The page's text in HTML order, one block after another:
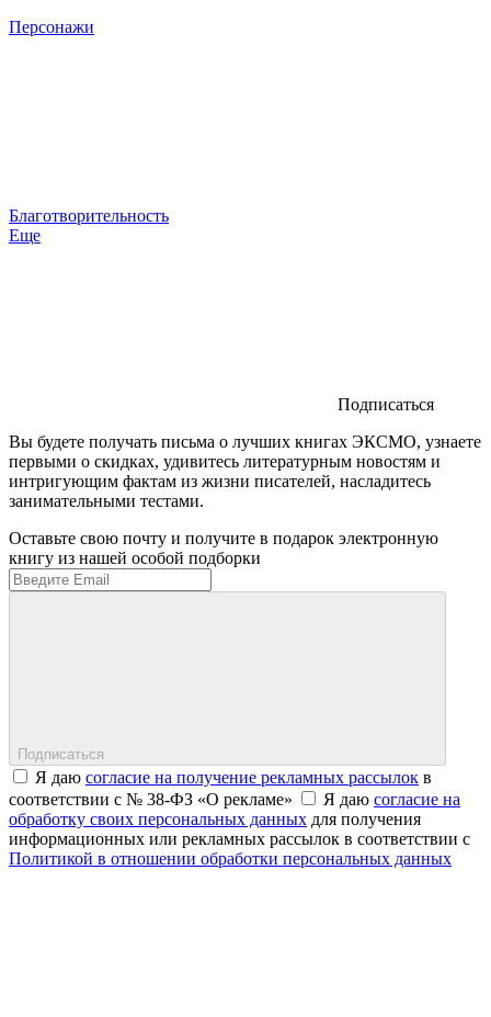
Персонажи
Благотворительность
Еще
Подписаться
Вы будете получать письма о лучших книгах ЭКСМО, узнаете
первыми о скидках, удивитесь литературным новостям и
интригующим фактам из жизни писателей, насладитесь
занимательными тестами.
Оставьте свою почту и получите в подарок электронную
книгу из нашей особой подборки
Подписаться
Я даю согласие на получение рекламных рассылок в
соответствии с № 38-ФЗ «О рекламе»
Я даю согласие на
обработку своих персональных данных для получения
информационных или рекламных рассылок в соответствии с
Политикой в отношении обработки персональных данных